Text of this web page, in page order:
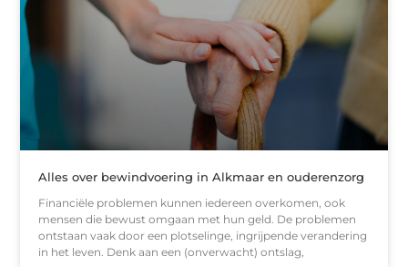
Alles over bewindvoering in Alkmaar en ouderenzorg
Financiële problemen kunnen iedereen overkomen, ook
mensen die bewust omgaan met hun geld. De problemen
ontstaan vaak door een plotselinge, ingrijpende verandering
in het leven. Denk aan een (onverwacht) ontslag,